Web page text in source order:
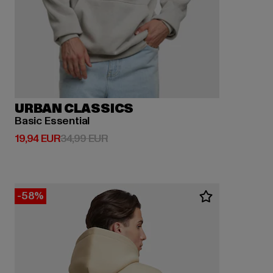
URBAN CLASSICS
Basic Essential
19,94 EUR
Derzeitiger Preis: 19,94 EUR
34,99 EURAktionspreis: 34,99 EUR
-58%